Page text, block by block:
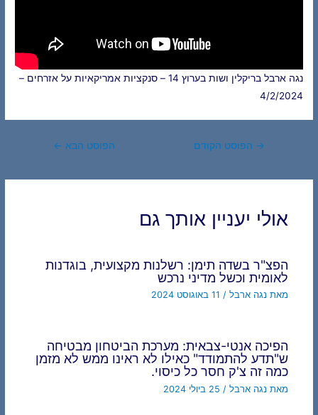
נגה ארבל בריקלין ושות בערוץ 14 – סנקציות אמריקאיות על אזרחים –
4/2/2024
→הפוסט הקודם הפוסט הבא←
אולי יעניין אותך גם
הפצ"ר בשדה תימן: רשלנות מקצועית, בוגדנות
לאומית וכשל מדיני נרכש
מאתנגה ארבל/11 באוגוסט 2024
הפיכה אנטי-צבאית: מערכת הביטחון מבטיחה
ש"תדע להתמודד" כאילו לא ראינו ממש לא מזמן
כמה זה צ'ק חסר כל כיסוי.
מאתנגה ארבל/25 ביולי 2024